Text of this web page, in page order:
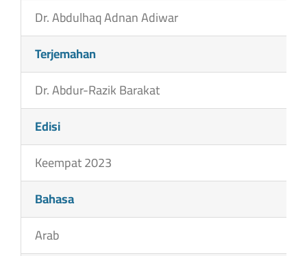
Dr. Abdulhaq Adnan Adiwar
Terjemahan
Dr. Abdur-Razik Barakat
Edisi
Keempat 2023
Bahasa
Arab